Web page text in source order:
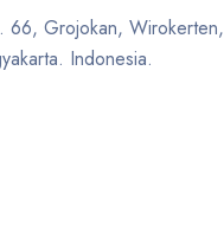
66, Grojokan, Wirokerten,
Indonesia.